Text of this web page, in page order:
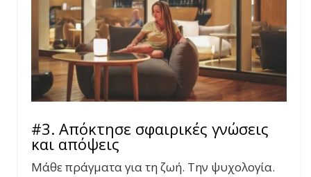
#3. Απόκτησε σφαιρικές γνώσεις
και απόψεις
Μάθε πράγματα για τη ζωή. Την ψυχολογία.